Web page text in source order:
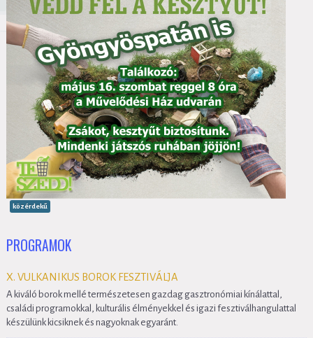
közérdekű
PROGRAMOK
X. VULKANIKUS BOROK FESZTIVÁLJA
A kiváló borok mellé természetesen gazdag gasztronómiai kínálattal,
családi programokkal, kulturális élményekkel és igazi fesztiválhangulattal
készülünk kicsiknek és nagyoknak egyaránt.